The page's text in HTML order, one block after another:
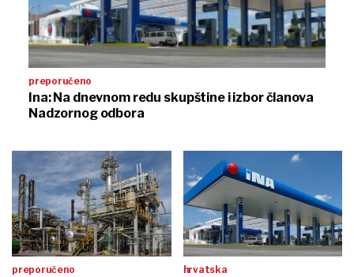
preporučeno
Ina: Na dnevnom redu skupštine i izbor članova
Nadzornog odbora
preporučeno hrvatska